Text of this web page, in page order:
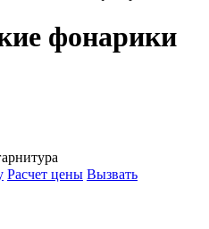
фонарики
Расчет цены Вызвать